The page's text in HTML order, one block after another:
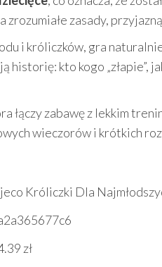
zrozumiałe zasady,
i króliczków, gra
historię: kto kogo „złapie”,
łączy zabawę z lekkim
wieczorów i krótkich
Króliczki Dla
zł